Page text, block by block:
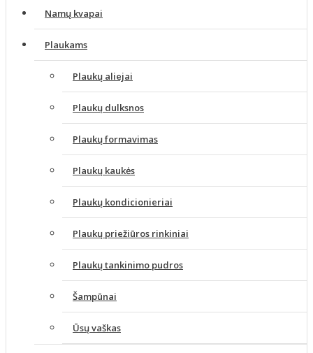
Namų kvapai
Plaukams
Plaukų aliejai
Plaukų dulksnos
Plaukų formavimas
Plaukų kaukės
Plaukų kondicionieriai
Plaukų priežiūros rinkiniai
Plaukų tankinimo pudros
Šampūnai
Ūsų vaškas